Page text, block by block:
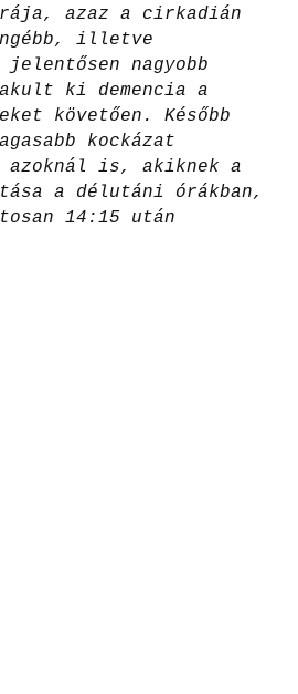
azaz a cirkadián
illetve
jelentősen nagyobb
ki demencia a
követően. Később
kockázat
azoknál is, akiknek a
a délutáni órákban,
14:15 után